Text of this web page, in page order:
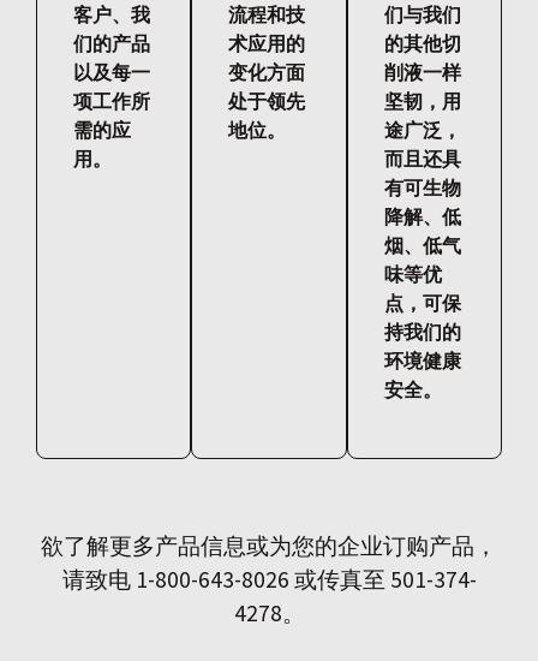
客户、我
们的产品
以及每一
项工作所
需的应
用。
流程和技
术应用的
变化方面
处于领先
地位。
们与我们
的其他切
削液一样
坚韧，用
途广泛，
而且还具
有可生物
降解、低
烟、低气
味等优
点，可保
持我们的
环境健康
安全。
欲了解更多产品信息或为您的企业订购产品，
请致电 1-800-643-8026 或传真至 501-374-
4278。